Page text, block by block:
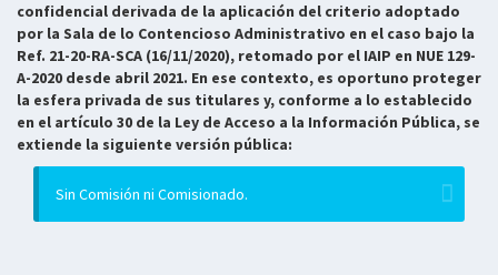
confidencial derivada de la aplicación del criterio adoptado
por la Sala de lo Contencioso Administrativo en el caso bajo la
Ref. 21-20-RA-SCA (16/11/2020), retomado por el IAIP en NUE 129-
A-2020 desde abril 2021. En ese contexto, es oportuno proteger
la esfera privada de sus titulares y, conforme a lo establecido
en el artículo 30 de la Ley de Acceso a la Información Pública, se
extiende la siguiente versión pública:
Sin Comisión ni Comisionado.